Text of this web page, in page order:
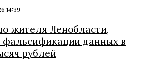
14:39
жителя Ленобласти,
фальсификации данных в
рублей